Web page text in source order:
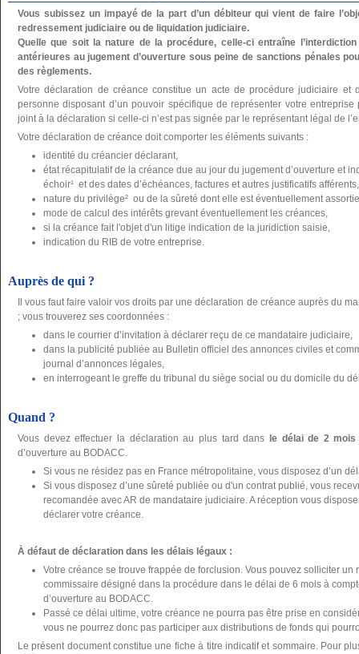
Vous subissez un impayé de la part d’un débiteur qui vient de faire
redressement judiciaire ou de liquidation judiciaire.
Quelle que soit la nature de la procédure, celle-ci entraîne
antérieures au jugement d’ouverture sous peine de sanctions pénales
des règlements.
Votre déclaration de créance constitue un acte de procédure judiciaire et
personne disposant d’un pouvoir spécifique de représenter votre
joint à la déclaration si celle-ci n’est pas signée par le représentant légal de
Votre déclaration de créance doit comporter les éléments suivants :
identité du créancier déclarant,
état récapitulatif de la créance due au jour du jugement d’ouverture et
échoir¹ et des dates d’échéances, factures et autres justificatifs afférents,
nature du privilège² ou de la sûreté dont elle est éventuellement
mode de calcul des intérêts grevant éventuellement les créances,
si la créance fait l'objet d'un litige indication de la juridiction saisie,
indication du RIB de votre entreprise.
Auprès de qui ?
Il vous faut faire valoir vos droits par une déclaration de créance auprès du
; vous trouverez ses coordonnées :
dans le courrier d’invitation à déclarer reçu de ce mandataire judiciaire,
dans la publicité publiée au Bulletin officiel des annonces civiles et
journal d’annonces légales,
en interrogeant le greffe du tribunal du siège social ou du domicile du
Quand ?
Vous devez effectuer la déclaration au plus tard dans le délai de 2 mois
d’ouverture au BODACC.
Si vous ne résidez pas en France métropolitaine, vous disposez d’un
Si vous disposez d’une sûreté publiée ou d'un contrat publié, vous
recomandée avec AR de mandataire judiciaire. A réception vous
déclarer votre créance.
À défaut de déclaration dans les délais légaux :
Votre créance se trouve frappée de forclusion. Vous pouvez solliciter
commissaire désigné dans la procédure dans le délai de 6 mois à
d’ouverture au BODACC.
Passé ce délai ultime, votre créance ne pourra pas être prise en
vous ne pourrez donc pas participer aux distributions de fonds qui
Le présent document constitue une fiche à titre indicatif et sommaire. Pour